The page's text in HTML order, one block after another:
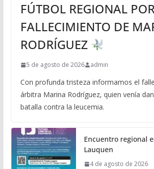
FÚTBOL REGIONAL
FALLECIMIENTO DE
RODRÍGUEZ
5 de agosto de 2026 admin
Con profunda tristeza informamos el
árbitra Marina Rodríguez, quien venía
batalla contra la leucemia.
Encuentro regional
Lauquen
4 de agosto de 2026